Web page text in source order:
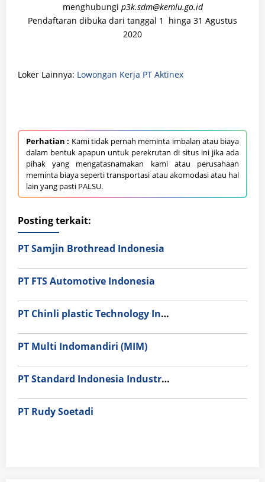
menghubungi p3k.sdm@kemlu.go.id
Pendaftaran dibuka dari tanggal 1 hinga 31 Agustus
2020
Loker Lainnya: Lowongan Kerja PT Aktinex
Perhatian : Kami tidak pernah meminta imbalan atau biaya
dalam bentuk apapun untuk perekrutan di situs ini jika ada
pihak yang mengatasnamakan kami atau perusahaan
meminta biaya seperti transportasi atau akomodasi atau hal
lain yang pasti PALSU.
Posting terkait:
PT Samjin Brothread Indonesia
PT FTS Automotive Indonesia
PT Chinli plastic Technology Indonesia
PT Multi Indomandiri (MIM)
PT Standard Indonesia Industry (PT SII)
PT Rudy Soetadi